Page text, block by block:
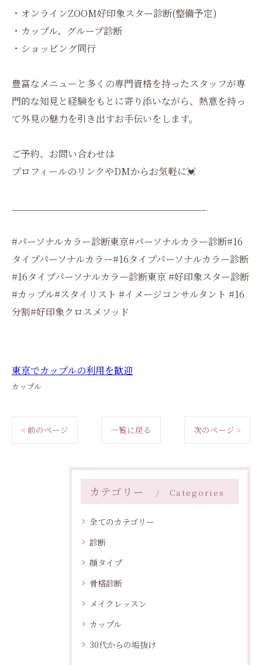
・オンラインZOOM好印象スター診断(整備予定)
・カップル、グループ診断
・ショッピング同行
豊富なメニューと多くの専門資格を持ったスタッフが専
門的な知見と経験をもとに寄り添いながら、熱意を持っ
て外見の魅力を引き出すお手伝いをします。
ご予約、お問い合わせは
プロフィールのリンクやDMからお気軽に💓
#パーソナルカラー診断東京#パーソナルカラー診断#16
タイプパーソナルカラー#16タイプパーソナルカラー診断
#16タイプパーソナルカラー診断東京 #好印象スター診断
#カップル#スタイリスト #イメージコンサルタント #16
分割#好印象クロスメソッド
東京でカップルの利用を歓迎
カップル
< 前のページ 一覧に戻る 次のページ >
カテゴリー Categories
全てのカテゴリー
診断
顔タイプ
骨格診断
メイクレッスン
カップル
30代からの垢抜け